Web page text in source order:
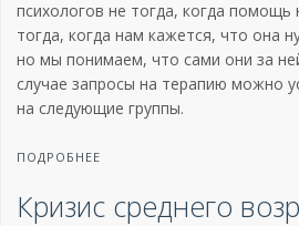
психологов не тогда, когда
тогда, когда нам кажется, что она
но мы понимаем, что сами они за
случае запросы на терапию можно
на следующие группы.
ПОДРОБНЕЕ
Кризис среднего